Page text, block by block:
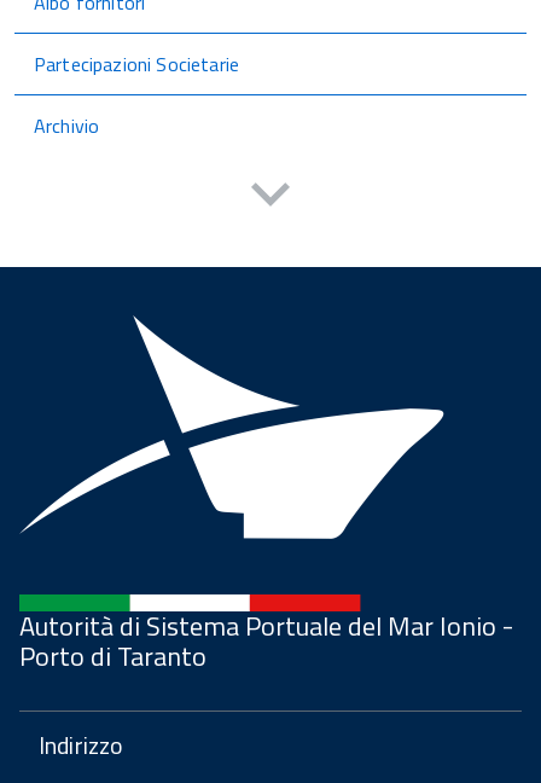
Partecipazioni Societarie
Archivio
Autorità di Sistema Portuale del Mar Ionio -
Porto di Taranto
Indirizzo